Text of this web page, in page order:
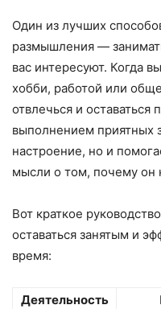
Один из лучших
размышления —
вас интересуют. Когда
хобби, работой или
отвлечься и оставаться
выполнением приятных
настроение, но и
мысли о том, почему он
Вот краткое
оставаться занятым и
время:
Деятельность